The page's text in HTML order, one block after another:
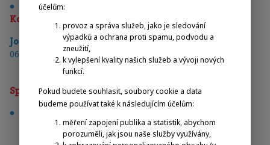
Tělesné postižení (vozíčkář)
Kontakty
Josef
Steindl
telefon
0676/9417490
Sporty
účelům:
provoz a správa služeb, jako je sledování
výpadků a ochrana proti spamu, podvodu a
zneužití,
k vylepšení kvality našich služeb a vývoji nových
funkcí.
Pokud budete souhlasit, soubory cookie a data
budeme používat také k následujícím účelům:
měření zapojení publika a statistik, abychom
porozuměli, jak jsou naše služby využívány,